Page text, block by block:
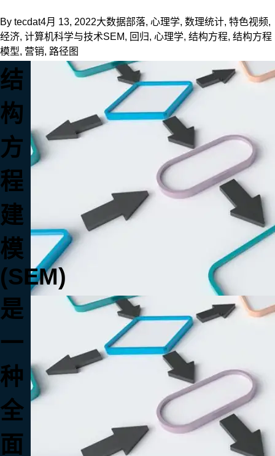
By tecdat4月 13, 2022大数据部落, 心理学, 数理统计, 特色视频,
经济, 计算机科学与技术SEM, 回归, 心理学, 结构方程, 结构方程
模型, 营销, 路径图
结
构
方
程
建
模
(SEM)
是
一
种
全
面